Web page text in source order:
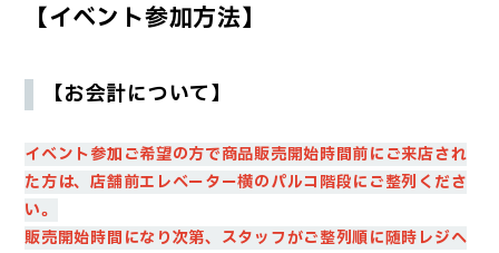
【イベント参加方法】
【お会計について】
イベント参加ご希望の方で商品販売開始時間前にご来店され
た方は、店舗前エレベーター横のパルコ階段にご整列くださ
い。
販売開始時間になり次第、スタッフがご整列順に随時レジへ